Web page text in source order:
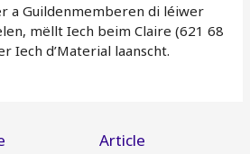
a Guildenmemberen di léiwer
mëllt Iech beim Claire (621 68
Iech d’Material laanscht.
Article